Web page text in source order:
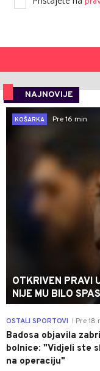
NAJNOVIJE
KOŠARKA
Pre 16 min
OTKRIVEN PRAVI
NIJE MU BILO
OSTALI SPORTOVI Pre 18
Badosa objavila
bolnice: "Vidjeli ste
na operaciju"